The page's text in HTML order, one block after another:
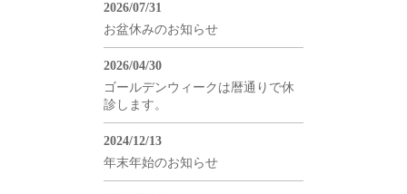
2026/07/31
お盆休みのお知らせ
2026/04/30
ゴールデンウィークは暦通りで休
診します。
2024/12/13
年末年始のお知らせ